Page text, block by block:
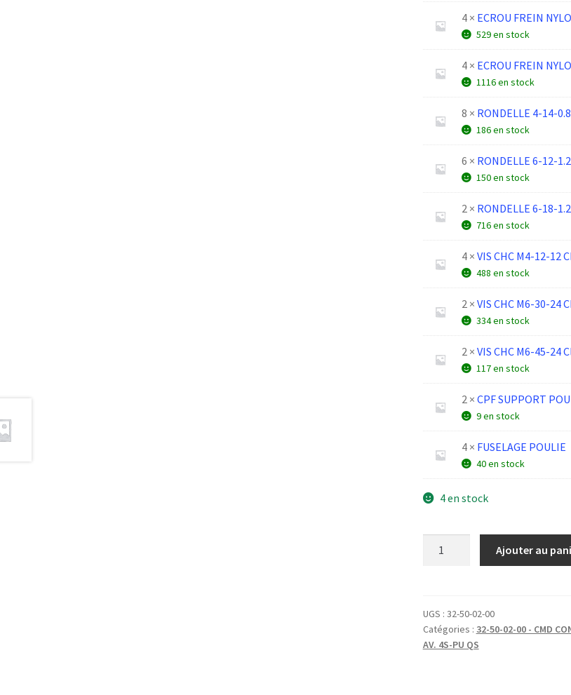
4 × ECROU FREIN
529 en stock
4 × ECROU FREIN
1116 en stock
8 × RONDELLE 4-14-
186 en stock
6 × RONDELLE 6-12-
150 en stock
2 × RONDELLE 6-18-
716 en stock
4 × VIS CHC M4-12-12
488 en stock
2 × VIS CHC M6-30-24
334 en stock
2 × VIS CHC M6-45-24
117 en stock
2 × CPF SUPPORT
9 en stock
4 × FUSELAGE POULIE
40 en stock
4 en stock
AV.
4S/PU
Ajouter au
UGS : 32-50-02-00
Catégories : 32-50-02-00 - CMD
AV. 4S-PU QS